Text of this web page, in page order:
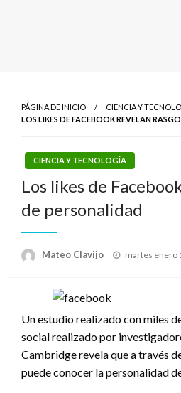
PÁGINA DE INICIO
CIENCIA Y
LOS LIKES DE FACEBOOK REVELAN
CIENCIA Y TECNOLOGÍA
Los likes de
de personalidad
Mateo Clavijo
Publicado
martes enero
Un estudio realizado con miles
social realizado por
Cambridge revela que a través
puede conocer la personalidad